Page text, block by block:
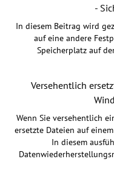
-
In diesem Beitrag wird
auf eine andere
Speicherplatz auf
Versehentlich
Wenn Sie versehentlich
ersetzte Dateien auf
In diesem